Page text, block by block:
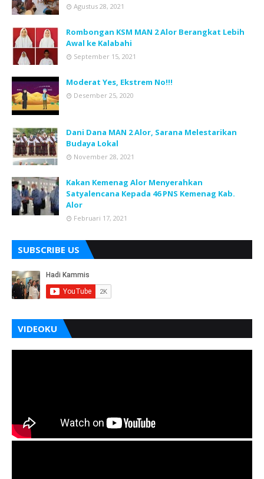
Agustus 28, 2021
Rombongan KSM MAN 2 Alor Berangkat Lebih
Awal ke Kalabahi
September 15, 2021
Moderat Yes, Ekstrem No!!!
Desember 25, 2020
Dani Dana MAN 2 Alor, Sarana Melestarikan
Budaya Lokal
November 28, 2021
Kakan Kemenag Alor Menyerahkan
Satyalencana Kepada 46 PNS Kemenag Kab.
Alor
Februari 17, 2021
SUBSCRIBE US
VIDEOKU